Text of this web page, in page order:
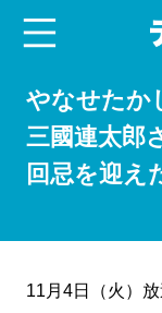
やなせたか
三國連太郎
回忌を迎え
11月4日（火）